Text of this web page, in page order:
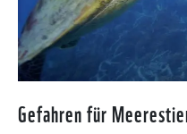
Gefahren für